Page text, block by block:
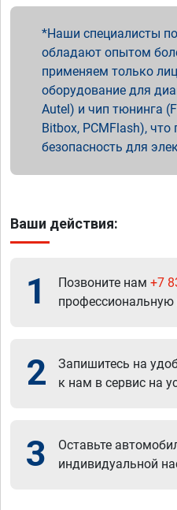
Наши специалисты
обладают опытом
применяем только
оборудование для
Autel) и чип тюнинга
Bitbox, PCMFlash), что
безопасность для
Ваши действия:
1 Позвоните нам +7
профессиональную
2
Запишитесь на
к нам в сервис на
3
Оставьте
индивидуальной